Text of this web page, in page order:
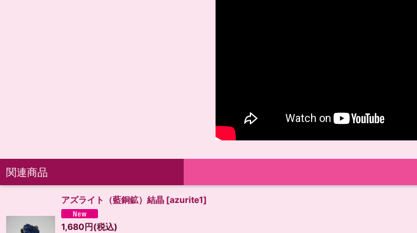
関連商品
アズライト（藍銅鉱）結晶 [azurite1]
1,680円(税込)